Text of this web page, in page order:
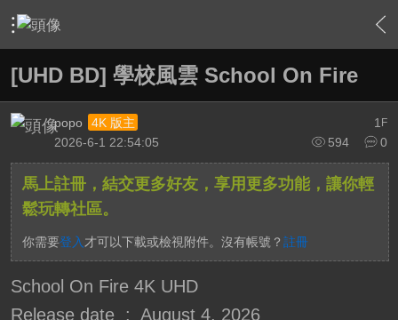
› 綜合討論區 › BD/UHD BD影片發片資訊 › 內容
[UHD BD] 學校風雲 School On Fire
1 F
popo
4K 版主
594
0
2026-6-1 22:54:05
馬上註冊，結交更多好友，享用更多功能，讓你輕
鬆玩轉社區。
你需要登入 才可以下載或檢視附件。沒有帳號？ 註冊
School On Fire 4K UHD
Release date ‏ : ‎ August 4, 2026